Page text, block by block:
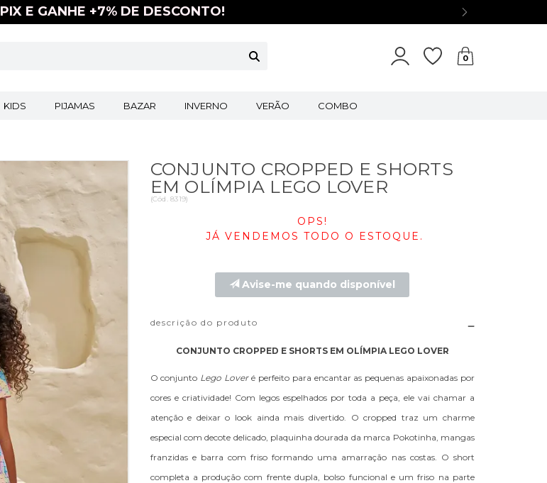
PIXE GANHE +7%DE DESCONTO!
0
KIDS PIJAMAS BAZAR INVERNO VERÃO COMBO
CONJUNTO CROPPED E SHORTS
EM OLÍMPIA LEGO LOVER
(Cód. 8319)
OPS!
JÁ VENDEMOS TODO O ESTOQUE.
Avise-me quando disponível
descrição do produto
CONJUNTO CROPPED E SHORTS EM OLÍMPIA LEGO LOVER
O conjunto Lego Loveré perfeito para encantar as pequenas apaixonadas por
cores e criatividade! Com legos espelhados por toda a peça, ele vai chamar a
atenção e deixar o look ainda mais divertido. O cropped traz um charme
especial com decote delicado, plaquinha dourada da marca Pokotinha, mangas
franzidas e barra com friso formando uma amarração nas costas. O short
completa a produção com frente dupla, bolso funcional e um friso na parte